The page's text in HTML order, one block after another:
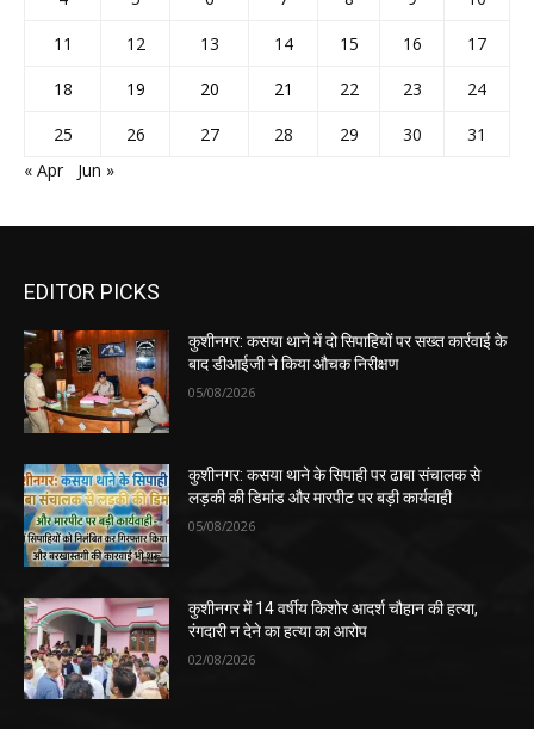
11
12 13 14 15 16
17
18
19 20 21 22 23
24
25
26 27 28 29 30
31
« Apr
Jun »
EDITOR PICKS
कुशीनगर: कसया थाने में दो सिपाहियों पर सख्त कार्रवाई के
बाद डीआईजी ने किया औचक निरीक्षण
05/08/2026
कुशीनगर: कसया थाने के सिपाही पर ढाबा संचालक से
लड़की की डिमांड और मारपीट पर बड़ी कार्यवाही
05/08/2026
कुशीनगर में 14 वर्षीय किशोर आदर्श चौहान की हत्या,
रंगदारी न देने का हत्या का आरोप
02/08/2026